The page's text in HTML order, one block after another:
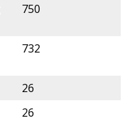
750
732
26
26